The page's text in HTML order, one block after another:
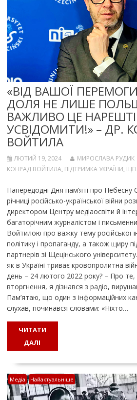
«ВІД ВАШОЇ
ДОЛЯ НЕ ЛИШЕ
ВАЖЛИВО ЦЕ НАРЕШТІ
УСВІДОМИТИ!» – ДР.
ВОЙТИЛА
ЛЮТИЙ 19, 2024 МИРОСЛАВА РУДИК
КОНРАД ВОЙТИЛА, ПІДТРИМКА УКРАЇНИ,
Напередодні Дня пам’яті про Небесну
річниці російсько-української війни
директором Центру медіаосвіти й
багаторічним журналістом і
Войтилою про важку тему російської
політику і пропаганду, а також щиру
партнерів зі Щецінського
як в Україні триває кровопролитна
день – 24 лютого 2022 року? – Про
вторгнення, я дізнався з радіо,
Пам’ятаю, що один з інформаційних
слухав, починався словами: «Ніхто…
ЧИТАТИ
ДАЛІ
Медіа Найактуальніше